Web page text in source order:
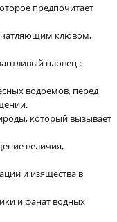
предпочитает
клювом,
пловец с
водоемов, перед
который вызывает
величия,
и изящества в
и фанат водных